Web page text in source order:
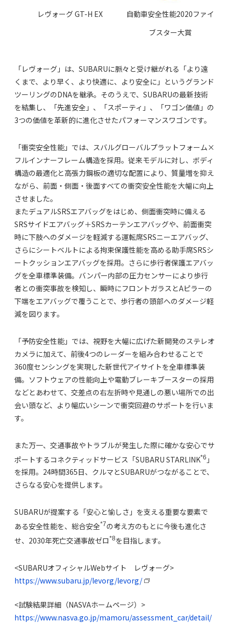
レヴォーグ GT-H EX
自動車安全性能2020ファイ
ブスター大賞
「レヴォーグ」は、SUBARUに脈々と受け継がれる「より遠
くまで、より早く、より快適に、より安全に」というグランド
ツーリングのDNAを継承。そのうえで、SUBARUの最新技術
を結集し、「先進安全」、「スポーティ」、「ワゴン価値」の
3つの価値を革新的に進化させたパフォーマンスワゴンです。
「衝突安全性能」では、スバルグローバルプラットフォーム×
フルインナーフレーム構造を採用。従来モデルに対し、ボディ
構造の最適化と高張力鋼板の適切な配置により、質量増を抑え
ながら、前面・側面・後面すべての衝突安全性能を大幅に向上
させました。
またデュアルSRSエアバッグをはじめ、側面衝突時に備える
SRSサイドエアバッグ＋SRSカーテンエアバッグや、前面衝突
時に下肢へのダメージを軽減する運転席SRSニーエアバッグ、
さらにシートベルトによる拘束保護性能を高める助手席SRSシ
ートクッションエアバッグを採用。さらに歩行者保護エアバッ
グを全車標準装備。バンパー内部の圧力センサーにより歩行
者との衝突事故を検知し、瞬時にフロントガラスとAピラーの
下端をエアバッグで覆うことで、歩行者の頭部へのダメージ軽
減を図ります。
「予防安全性能」では、視野を大幅に広げた新開発のステレオ
カメラに加えて、前後4つのレーダーを組み合わせることで
360度センシングを実現した新世代アイサイトを全車標準装
備。ソフトウェアの性能向上や電動ブレーキブースターの採用
などとあわせて、交差点の右左折時や見通しの悪い場所での出
会い頭など、より幅広いシーンで衝突回避のサポートを行いま
す。
また万一、交通事故やトラブルが発生した際に確かな安心でサ
ポートするコネクティッドサービス「SUBARU STARLINK*6 」
を採用。24時間365日、クルマとSUBARUがつながることで、
さらなる安心を提供します。
SUBARUが提案する「安心と愉しさ」を支える重要な要素で
ある安全性能を、総合安全*7の考え方のもとに今後も進化さ
せ、2030年死亡交通事故ゼロ*8を目指します。
<SUBARUオフィシャルWebサイト レヴォーグ>
https://www.subaru.jp/levorg/levorg/
<試験結果詳細（NASVAホームページ）>
https://www.nasva.go.jp/mamoru/assessment_car/detail/